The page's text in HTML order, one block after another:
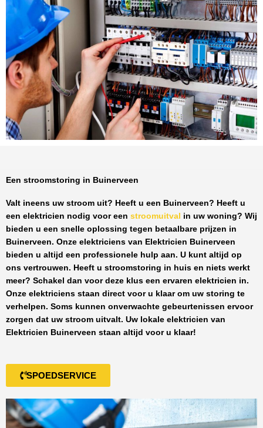
Een stroomstoring in Buinerveen
Valt ineens uw stroom uit? Heeft u een Buinerveen? Heeft u
een elektricien nodig voor een stroomuitval in uw woning? Wij
bieden u een snelle oplossing tegen betaalbare prijzen in
Buinerveen. Onze elektriciens van Elektricien Buinerveen
bieden u altijd een professionele hulp aan. U kunt altijd op
ons vertrouwen. Heeft u stroomstoring in huis en niets werkt
meer? Schakel dan voor deze klus een ervaren elektricien in.
Onze elektriciens staan direct voor u klaar om uw storing te
verhelpen. Soms kunnen onverwachte gebeurtenissen ervoor
zorgen dat uw stroom uitvalt. Uw lokale elektricien van
Elektricien Buinerveen staan altijd voor u klaar!
SPOEDSERVICE